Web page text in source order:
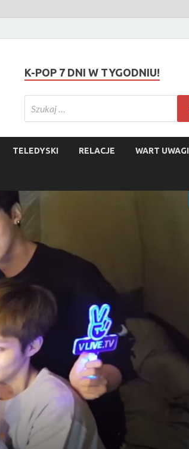
K-POP 7 DNI W TYGODNIU!
TELEDYSKI RELACJE WART UWAGI